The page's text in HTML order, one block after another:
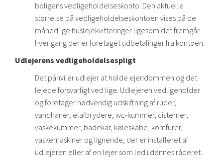
boligens vedligeholdelseskonto. Den aktuelle
størrelse på vedligeholdelseskontoen vises på de
månedlige huslejekvitteringer ligesom det fremgår
hver gang der er foretaget udbetalinger fra kontoen.
Udlejerens vedligeholdelsespligt
Det påhviler udlejer at holde ejendommen og det
lejede forsvarligt ved lige. Udlejeren vedligeholder
og foretager nødvendig udskiftning af ruder,
vandhaner, elafbrydere, wc-kummer, cisterner,
vaskekummer, badekar, køleskabe, komfurer,
vaskemaskiner og lignende, der er installeret af
udlejeren eller af en lejer som led i dennes råderet.